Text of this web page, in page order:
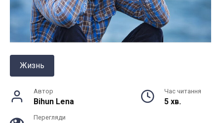
Жизнь
Автор
Bihun Lena
Час читання
5 хв.
Перегляди